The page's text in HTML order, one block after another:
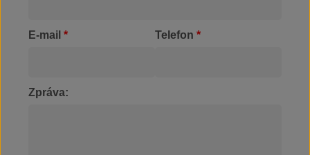
E-mail * Telefon *
Zpráva: